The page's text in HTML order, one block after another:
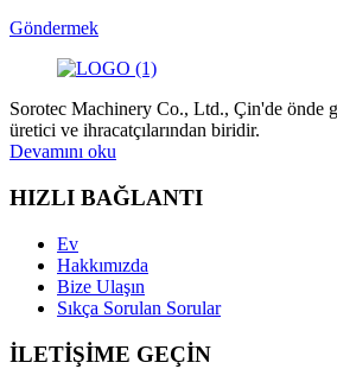
Göndermek
Sorotec Machinery Co., Ltd., Çin'de önde
üretici ve ihracatçılarından biridir.
Devamını oku
HIZLI BAĞLANTI
Ev
Hakkımızda
Bize Ulaşın
Sıkça Sorulan Sorular
İLETİŞİME GEÇİN